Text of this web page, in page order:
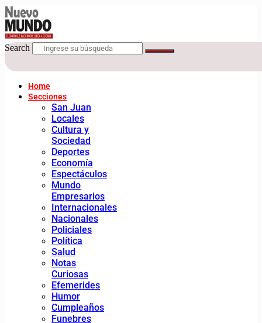
Search
Home
Secciones
San Juan
Locales
Cultura y
Sociedad
Deportes
Economía
Espectáculos
Mundo
Empresarios
Internacionales
Nacionales
Policiales
Política
Salud
Notas
Curiosas
Efemerides
Humor
Cumpleaños
Funebres